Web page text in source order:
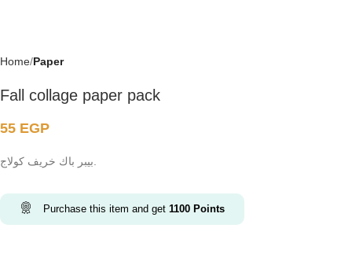
Home Paper
Fall collage paper pack
55 EGP
Purchase this item and get 1100 Points